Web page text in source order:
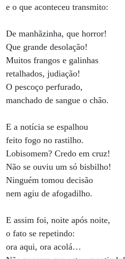
e o que aconteceu transmito:
De manhãzinha, que horror!
Que grande desolação!
Muitos frangos e galinhas
retalhados, judiação!
O pescoço perfurado,
manchado de sangue o chão.
E a notícia se espalhou
feito fogo no rastilho.
Lobisomem? Credo em cruz!
Não se ouviu um só bisbilho!
Ninguém tomou decisão
nem agiu de afogadilho.
E assim foi, noite após noite,
o fato se repetindo:
ora aqui, ora acolá…